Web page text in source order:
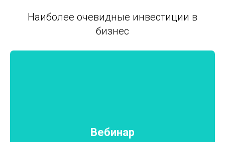
Наиболее очевидные инвестиции в
бизнес
Вебинар